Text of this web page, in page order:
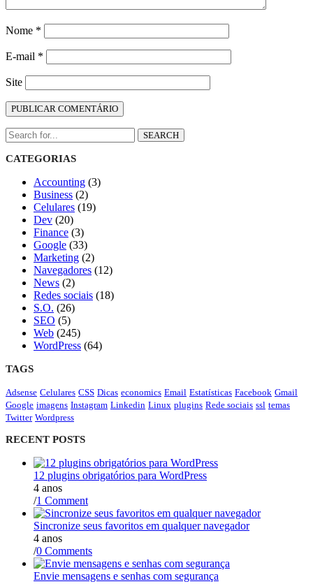
Nome *
E-mail *
Site
SEARCH
CATEGORIAS
Accounting (3)
Business (2)
Celulares (19)
Dev (20)
Finance (3)
Google (33)
Marketing (2)
Navegadores (12)
News (2)
Redes sociais (18)
S.O. (26)
SEO (5)
Web (245)
WordPress (64)
TAGS
Adsense Celulares CSS Dicas economics Email Estatísticas Facebook Gmail
Google imagens Instagram Linkedin Linux plugins Rede sociais ssl temas
Twitter Wordpress
RECENT POSTS
12 plugins obrigatórios para WordPress
4 anos
/1 Comment
Sincronize seus favoritos em qualquer navegador
4 anos
/0 Comments
Envie mensagens e senhas com segurança